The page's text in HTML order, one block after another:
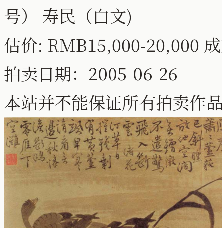
号） 寿民（白文)
估价: RMB15,000-20,000
拍卖日期：2005-06-26
本站并不能保证所有拍卖作